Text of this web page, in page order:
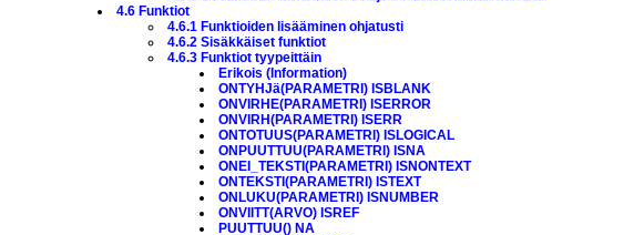
4.6 Funktiot
4.6.1 Funktioiden lisääminen ohjatusti
4.6.2 Sisäkkäiset funktiot
4.6.3 Funktiot tyypeittäin
Erikois (Information)
ONTYHJä(PARAMETRI) ISBLANK
ONVIRHE(PARAMETRI) ISERROR
ONVIRH(PARAMETRI) ISERR
ONTOTUUS(PARAMETRI) ISLOGICAL
ONPUUTTUU(PARAMETRI) ISNA
ONEI_TEKSTI(PARAMETRI) ISNONTEXT
ONTEKSTI(PARAMETRI) ISTEXT
ONLUKU(PARAMETRI) ISNUMBER
ONVIITT(ARVO) ISREF
PUUTTUU() NA